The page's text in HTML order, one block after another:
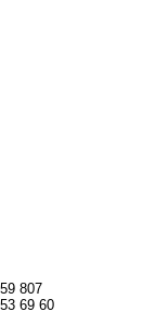
807
69 60